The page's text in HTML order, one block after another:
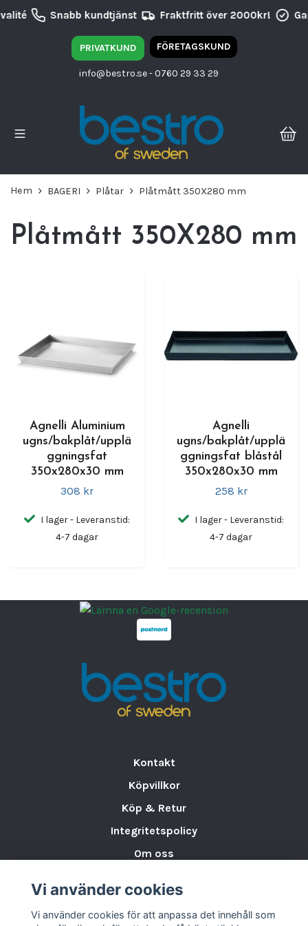
Snabb kundtjänst Fraktfritt över 2000kr!
PRIVATKUND FÖRETAGSKUND
info@bestro.se- 0760 29 33 29
Hem BAGERI Plåtar Plåtmått 350X280 mm
Plåtmått 350X280 mm
Agnelli Aluminium
ugns/bakplåt/upplä
ggningsfat
350x280x30 mm
308 kr
I lager - Leveranstid:
4-7 dagar
Agnelli
ugns/bakplåt/upplä
ggningsfat blåstål
350x280x30 mm
258 kr
I lager - Leveranstid:
4-7 dagar
Kontakt
Köpvillkor
Köp & Retur
Integritetspolicy
Om oss
Varumärken & Partners
BLOGG
Vi använder cookies
Vi använder cookies för att anpassa det innehåll som